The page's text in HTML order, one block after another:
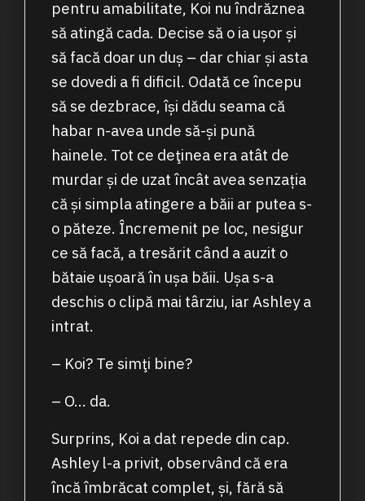
pentru amabilitate, Koi nu îndrăznea
să atingă cada. Decise să o ia ușor și
să facă doar un duș – dar chiar și asta
se dovedi a fi dificil. Odată ce începu
să se dezbrace, își dădu seama că
habar n-avea unde să-și pună
hainele. Tot ce deţinea era atât de
murdar și de uzat încât avea senzația
că și simpla atingere a băii ar putea s-
o păteze. Încremenit pe loc, nesigur
ce să facă, a tresărit când a auzit o
bătaie ușoară în ușa băii. Ușa s-a
deschis o clipă mai târziu, iar Ashley a
intrat.
– Koi? Te simţi bine?
– O… da.
Surprins, Koi a dat repede din cap.
Ashley l-a privit, observând că era
încă îmbrăcat complet, și, fără să